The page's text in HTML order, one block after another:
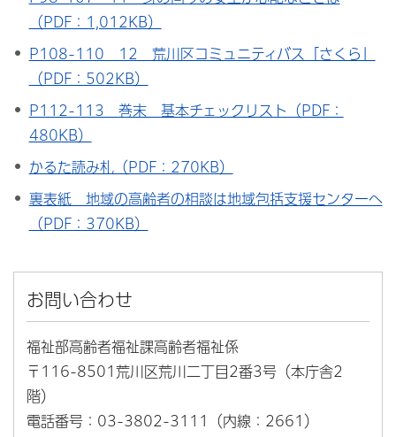
（PDF：1,012KB）
P108-110 12 荒川区コミュニティバス「さくら」
（PDF：502KB）
P112-113 巻末 基本チェックリスト（PDF：
480KB）
かるた読み札（PDF：270KB）
裏表紙 地域の高齢者の相談は地域包括支援センターへ
（PDF：370KB）
お問い合わせ
福祉部高齢者福祉課高齢者福祉係
〒116-8501荒川区荒川二丁目2番3号（本庁舎2
階）
電話番号：03-3802-3111（内線：2661）